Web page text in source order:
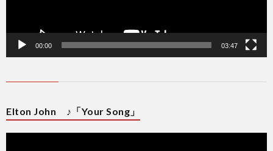
00:00 03:47
Elton John ♪「Your Song」
動